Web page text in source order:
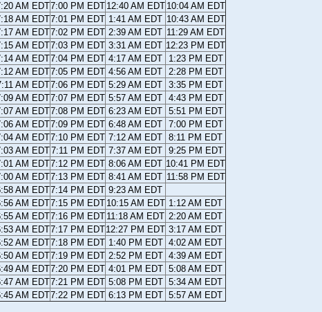
AM EDT7:00 PM EDT 12:40 AM EDT 10:04 AM EDT
AM EDT7:01 PM EDT 1:41 AM EDT 10:43 AM EDT
AM EDT7:02 PM EDT 2:39 AM EDT 11:29 AM EDT
AM EDT7:03 PM EDT 3:31 AM EDT 12:23 PM EDT
AM EDT7:04 PM EDT 4:17 AM EDT
1:23 PM EDT
AM EDT7:05 PM EDT 4:56 AM EDT 2:28 PM EDT
AM EDT7:06 PM EDT 5:29 AM EDT 3:35 PM EDT
AM EDT7:07 PM EDT 5:57 AM EDT 4:43 PM EDT
AM EDT7:08 PM EDT 6:23 AM EDT 5:51 PM EDT
AM EDT7:09 PM EDT 6:48 AM EDT 7:00 PM EDT
AM EDT7:10 PM EDT 7:12 AM EDT 8:11 PM EDT
AM EDT7:11 PM EDT 7:37 AM EDT 9:25 PM EDT
AM EDT7:12 PM EDT 8:06 AM EDT 10:41 PM EDT
AM EDT7:13 PM EDT 8:41 AM EDT 11:58 PM EDT
AM EDT7:14 PM EDT 9:23 AM EDT
AM EDT7:15 PM EDT 10:15 AM EDT 1:12 AM EDT
AM EDT7:16 PM EDT 11:18 AM EDT 2:20 AM EDT
AM EDT7:17 PM EDT12:27 PM EDT 3:17 AM EDT
AM EDT7:18 PM EDT 1:40 PM EDT 4:02 AM EDT
AM EDT7:19 PM EDT 2:52 PM EDT 4:39 AM EDT
AM EDT7:20 PM EDT 4:01 PM EDT 5:08 AM EDT
AM EDT7:21 PM EDT 5:08 PM EDT 5:34 AM EDT
AM EDT7:22 PM EDT 6:13 PM EDT 5:57 AM EDT